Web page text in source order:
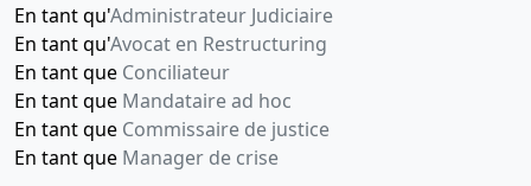
En tant qu'Administrateur Judiciaire
En tant qu'Avocat en Restructuring
En tant que Conciliateur
En tant que Mandataire ad hoc
En tant que Commissaire de justice
En tant que Manager de crise